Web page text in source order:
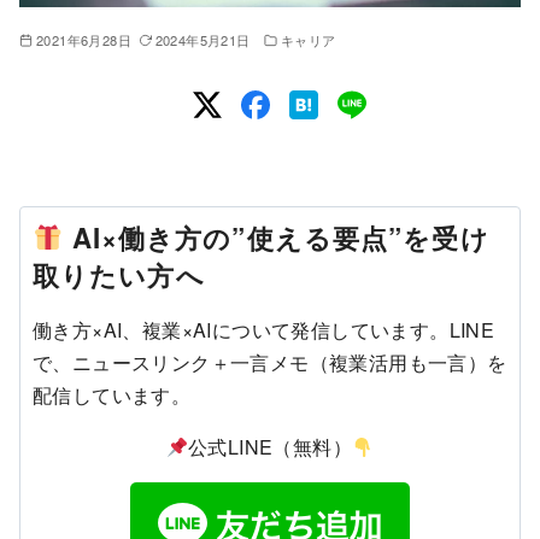
2021年6月28日 2024年5月21日 キャリア
AI×働き方の”使える要点”を受け
取りたい方へ
働き方×AI、複業×AIについて発信しています。LINE
で、ニュースリンク＋一言メモ（複業活用も一言）を
配信しています。
公式LINE（無料）